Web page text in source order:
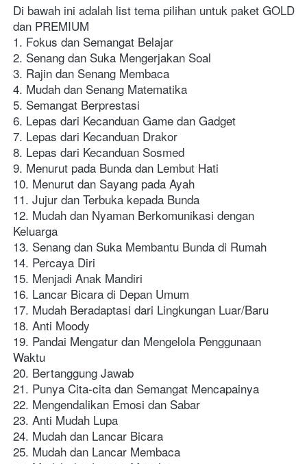
Di bawah ini adalah list tema pilihan untuk paket GOLD
dan PREMIUM
1. Fokus dan Semangat Belajar
2. Senang dan Suka Mengerjakan Soal
3. Rajin dan Senang Membaca
4. Mudah dan Senang Matematika
5. Semangat Berprestasi
6. Lepas dari Kecanduan Game dan Gadget
7. Lepas dari Kecanduan Drakor
8. Lepas dari Kecanduan Sosmed
9. Menurut pada Bunda dan Lembut Hati
10. Menurut dan Sayang pada Ayah
11. Jujur dan Terbuka kepada Bunda
12. Mudah dan Nyaman Berkomunikasi dengan
Keluarga
13. Senang dan Suka Membantu Bunda di Rumah
14. Percaya Diri
15. Menjadi Anak Mandiri
16. Lancar Bicara di Depan Umum
17. Mudah Beradaptasi dari Lingkungan Luar/Baru
18. Anti Moody
19. Pandai Mengatur dan Mengelola Penggunaan
Waktu
20. Bertanggung Jawab
21. Punya Cita-cita dan Semangat Mencapainya
22. Mengendalikan Emosi dan Sabar
23. Anti Mudah Lupa
24. Mudah dan Lancar Bicara
25. Mudah dan Lancar Membaca